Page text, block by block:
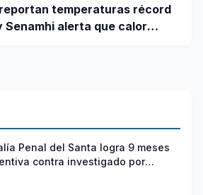
temperaturas récord
Penal del Santa logra 9 meses
contra investigado por
y tentativa de feminicidio